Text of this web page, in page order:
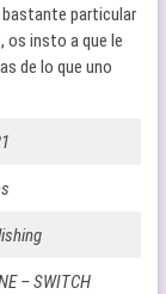
particular
os insto a que le
de lo que uno
– SWITCH